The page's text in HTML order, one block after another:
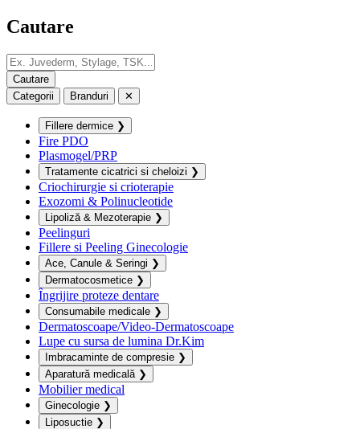
Cautare
Categorii Branduri ✕
Fillere dermice ❯
Fire PDO
Plasmogel/PRP
Tratamente cicatrici si cheloizi ❯
Criochirurgie si crioterapie
Exozomi & Polinucleotide
Lipoliză & Mezoterapie ❯
Peelinguri
Fillere si Peeling Ginecologie
Ace, Canule & Seringi ❯
Dermatocosmetice ❯
Îngrijire proteze dentare
Consumabile medicale ❯
Dermatoscoape/Video-Dermatoscoape
Lupe cu sursa de lumina Dr.Kim
Imbracaminte de compresie ❯
Aparatură medicală ❯
Mobilier medical
Ginecologie ❯
Liposuctie ❯